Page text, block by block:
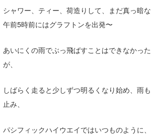
シャワー、ティー、荷造りして、まだ真っ暗な
午前5時前にはグラフトンを出発〜
あいにくの雨でぶっ飛ばすことはできなかった
が、
しばらく走ると少しずつ明るくなり始め、雨も
止み、
パシフィックハイウエイではいつものように、
Core Surf Japan
Naoya Kimoto
mitsuteru Kamio
Yoshiyuki Obata
DELTA FORCE SURF
メディア
SURFMEDIA
WAVAL
波伝説アンバサダー/プロライダー
中浦“JET”章
進士剛光
☆加藤
Aichan
波伝説